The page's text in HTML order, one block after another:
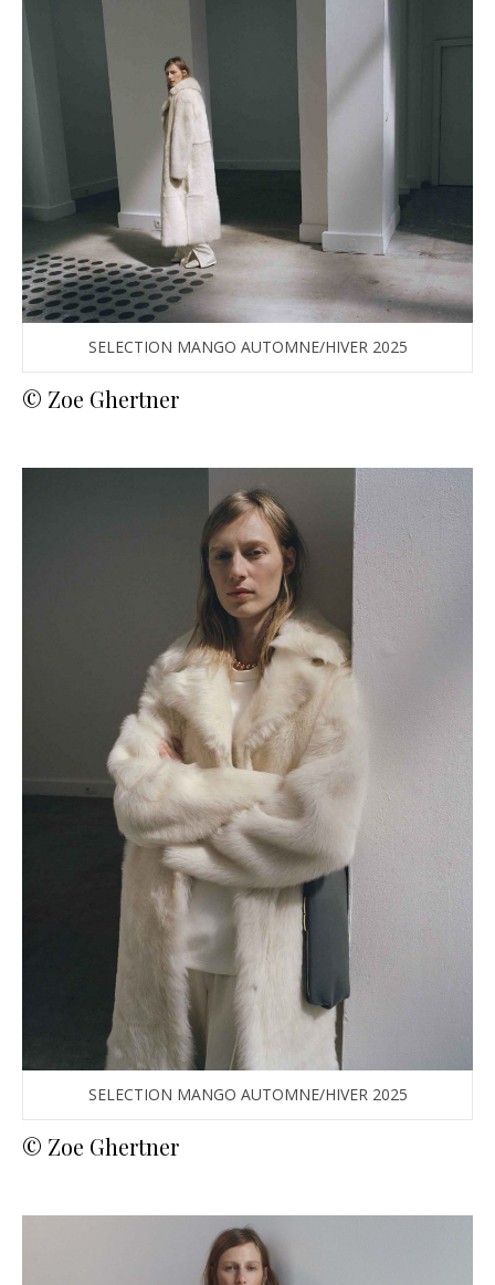
SELECTION MANGO AUTOMNE/HIVER 2025
© Zoe Ghertner
SELECTION MANGO AUTOMNE/HIVER 2025
© Zoe Ghertner